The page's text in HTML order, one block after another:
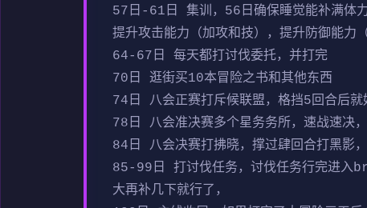
57日-61日 集训，56日确保睡觉能补满体
提升攻击能力（加攻和技），提升防御能力
64-67日 每天都打讨伐委托，并打完
70日 逛街买10本冒险之书和其他东西
74日 八会正赛打斥候联盟，格挡5回合后就
78日 八会准决赛多个星务务所，速战速决
84日 八会决赛打拂晓，撑过肆回合打黑影
85-99日 打讨伐任务，讨伐任务行完进入
大再补几下就行了，